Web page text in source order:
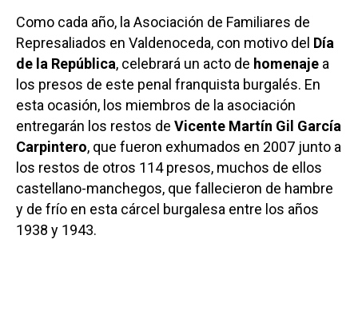
Como cada año, la Asociación de Familiares de
Represaliados en Valdenoceda, con motivo del Día
de la República, celebrará un acto de homenaje a
los presos de este penal franquista burgalés. En
esta ocasión, los miembros de la asociación
entregarán los restos de Vicente Martín Gil García
Carpintero, que fueron exhumados en 2007 junto a
los restos de otros 114 presos, muchos de ellos
castellano-manchegos, que fallecieron de hambre
y de frío en esta cárcel burgalesa entre los años
1938 y 1943.